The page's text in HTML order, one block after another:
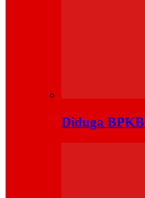
Diduga